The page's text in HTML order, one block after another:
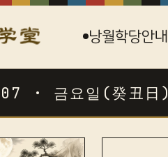
낭월학당안내
· 금요일(癸丑日)